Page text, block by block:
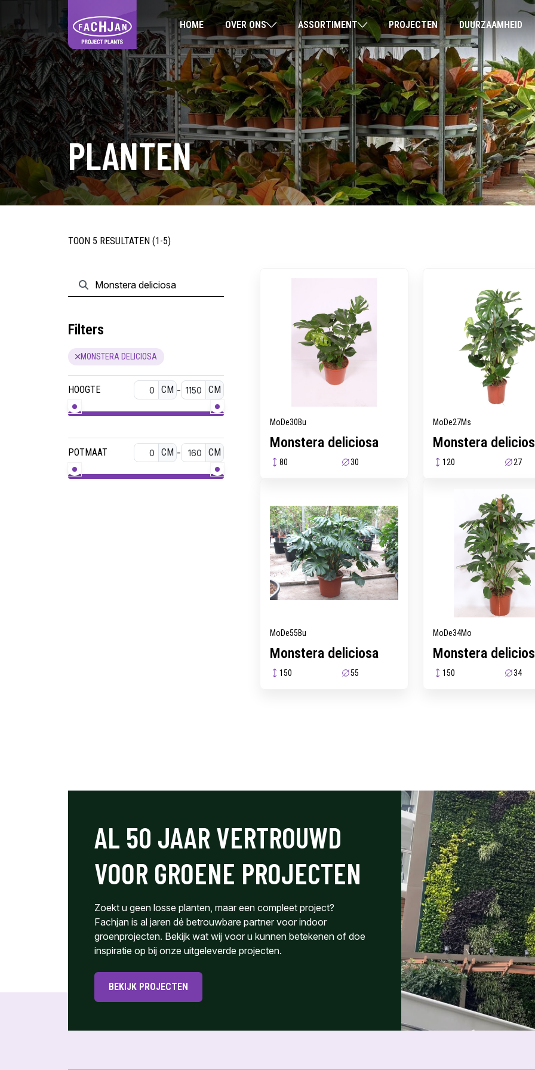
HOME OVER ONS ASSORTIMENT PROJECTEN DUURZAAMHEID
PLANTEN
TOON 5 RESULTATEN (1-5)
Filters
MONSTERA DELICIOSA
HOOGTE CM - CM
POTMAAT CM - CM
MoDe30Bu
Monstera deliciosa
80 30
MoDe27Ms
Monstera
120 27
MoDe55Bu
Monstera deliciosa
150 55
MoDe34Mo
Monstera
150 34
AL 50 JAAR VERTROUWD
VOOR GROENE PROJECTEN
Zoekt u geen losse planten, maar een compleet project?
Fachjan is al jaren dé betrouwbare partner voor indoor
groenprojecten. Bekijk wat wij voor u kunnen betekenen of doe
inspiratie op bij onze uitgeleverde projecten.
BEKIJK PROJECTEN